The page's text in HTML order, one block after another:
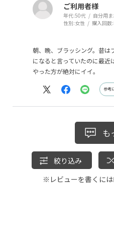
ご利用者様
年代:50代 自分用
性別:女性 購入回数:
朝、晩、ブラッシング。昔
になると言っていたのに最近
やった方が絶対にイイ。
参考
も
絞り込み
※レビューを書くには